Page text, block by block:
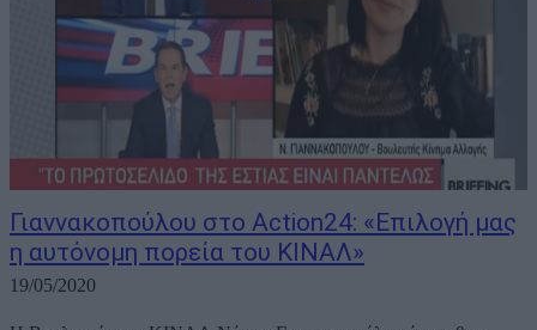
Γιαννακοπούλου στο Action24: «Επιλογή μας
η αυτόνομη πορεία του ΚΙΝΑΛ»
19/05/2020